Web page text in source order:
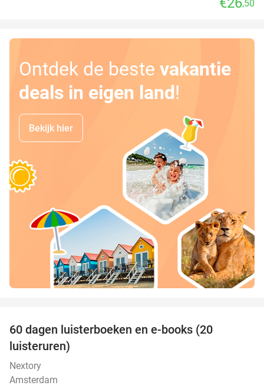
,50
Ontdek de beste vakantie
deals in eigen land!
Bekijk hier
60 dagen luisterboeken en e-books (20
luisteruren)
Nextory
Amsterdam